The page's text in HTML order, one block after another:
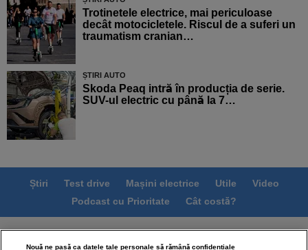
Trotinetele electrice, mai periculoase
decât motocicletele. Riscul de a suferi un
traumatism cranian…
ȘTIRI AUTO
Skoda Peaq intră în producția de serie.
SUV-ul electric cu până la 7…
Știri Test drive Mașini electrice Utile
Video
Podcast cu Prioritate
Cât costă?
Termeni si conditii
Politica de confidentialitate
Nouă ne pasă ca datele tale personale să rămână confidențiale